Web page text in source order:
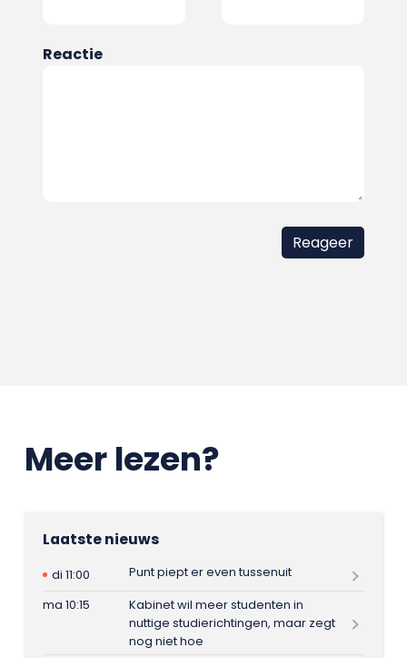
Reactie
Meer lezen?
Laatste nieuws
di 11:00
Punt piept er even tussenuit
ma 10:15
Kabinet wil meer studenten in
nuttige studierichtingen, maar zegt
nog niet hoe